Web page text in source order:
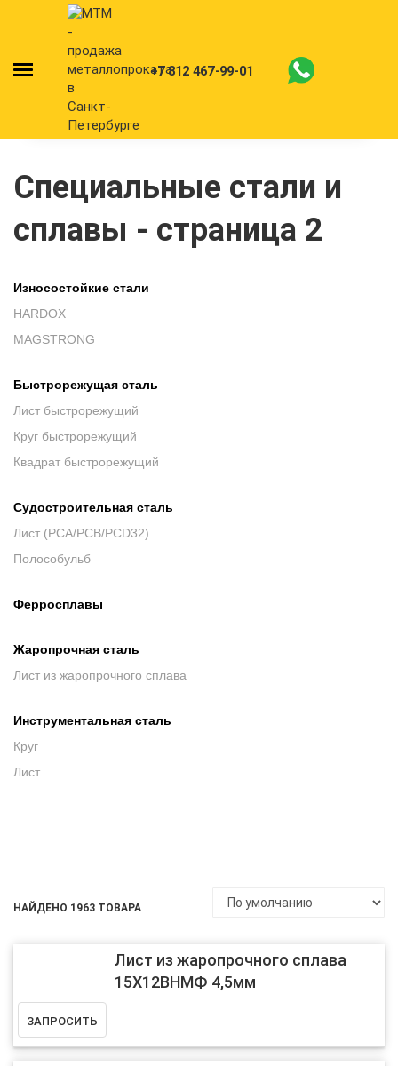
+7 812 467-99-01
Специальные стали и
сплавы - страница 2
Износостойкие стали
HARDOX
MAGSTRONG
Быстрорежущая сталь
Лист быстрорежущий
Круг быстрорежущий
Квадрат быстрорежущий
Судостроительная сталь
Лист (РСА/РСВ/РСD32)
Полособульб
Ферросплавы
Жаропрочная сталь
Лист из жаропрочного сплава
Инструментальная сталь
Круг
Лист
НАЙДЕНО 1963 ТОВАРА
Лист из жаропрочного сплава
15Х12ВНМФ 4,5мм